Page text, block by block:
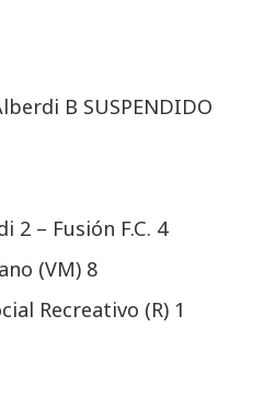
B SUSPENDIDO
2 – Fusión F.C. 4
(VM) 8
Recreativo (R) 1